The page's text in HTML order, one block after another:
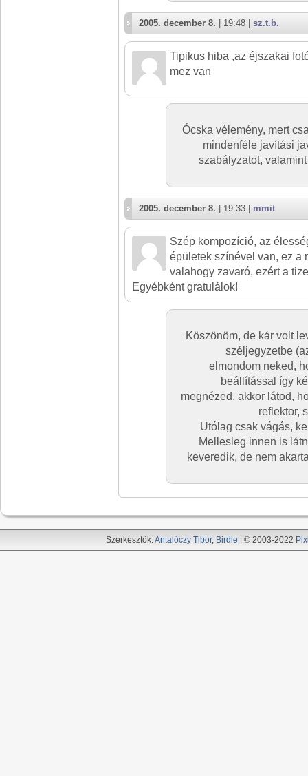
2005. december 8. | 19:48 | sz.t.b.
Tipikus hiba ,az éjszakai
mez van
Ócska vélemény, mert
mindenféle javítási
szabályzatot,
2005. december 8. | 19:33 | mmit
Szép kompozíció, az
épületek színével van, ez a
valahogy zavaró, ezért a
Egyébként gratulálok!
Köszönöm, de kár volt
széljegyzetbe
elmondom neked,
beállítással így
megnézed, akkor látod,
reflektor,
Utólag csak vágás,
Mellesleg innen is
keveredik, de nem
Szerkesztők:Antalóczy Tibor, Birdie | © 2003-2022